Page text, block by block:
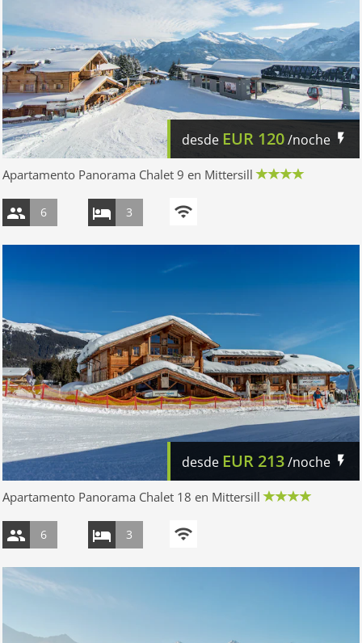
desde EUR 120/noche
Apartamento Panorama Chalet 9 en Mittersill
6 3
desde EUR 213/noche
Apartamento Panorama Chalet 18 en Mittersill
6 3